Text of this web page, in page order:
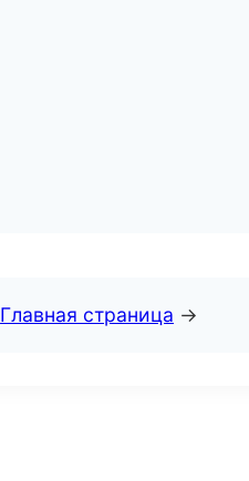
Главная страница →